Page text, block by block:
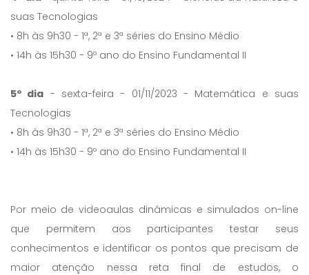
suas Tecnologias
• 8h às 9h30 - 1ª, 2ª e 3ª séries do Ensino Médio
• 14h às 15h30 - 9º ano do Ensino Fundamental II
5º dia - sexta-feira - 01/11/2023 - Matemática e suas
Tecnologias
• 8h às 9h30 - 1ª, 2ª e 3ª séries do Ensino Médio
• 14h às 15h30 - 9º ano do Ensino Fundamental II
Por meio de videoaulas dinâmicas e simulados on-line
que permitem aos participantes testar seus
conhecimentos e identificar os pontos que precisam de
maior atenção nessa reta final de estudos, o